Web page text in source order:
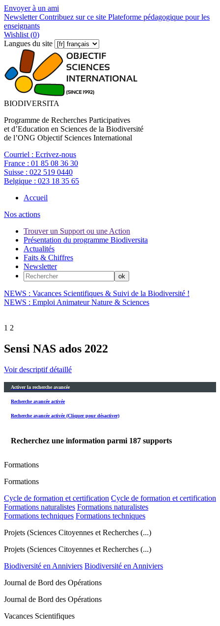
Envoyer à un ami
NewsletterContribuez sur ce site Plateforme pédagogique pour les
enseignants
Wishlist (0)
Langues du site
BIODIVERSITA
Programme de Recherches Participatives
et d’Education en Sciences de la Biodiversité
de l’ONG Objectif Sciences International
Courriel : Ecrivez-nous
France : 01 85 08 36 30
Suisse : 022 519 0440
Belgique : 023 18 35 65
Accueil
Nos actions
Trouver un Support ou une Action
Présentation du programme Biodiversita
Actualités
Faits & Chiffres
Newsletter
NEWS : Vacances Scientifiques & Suivi de la Biodiversité !
NEWS : Emploi Animateur Nature & Sciences
1 2
Sensi NAS ados 2022
Voir descriptif détaillé
Activer la recherche avancée
Recherche avancée activée
Recherche avancée activée (Cliquer pour désactiver)
Recherchez une information parmi 187 supports
Formations
Formations
Cycle de formation et certification Cycle de formation et certification
Formations naturalistes Formations naturalistes
Formations techniques Formations techniques
Projets (Sciences Citoyennes et Recherches (...)
Projets (Sciences Citoyennes et Recherches (...)
Biodiversité en Anniviers Biodiversité en Anniviers
Journal de Bord des Opérations
Journal de Bord des Opérations
Vacances Scientifiques